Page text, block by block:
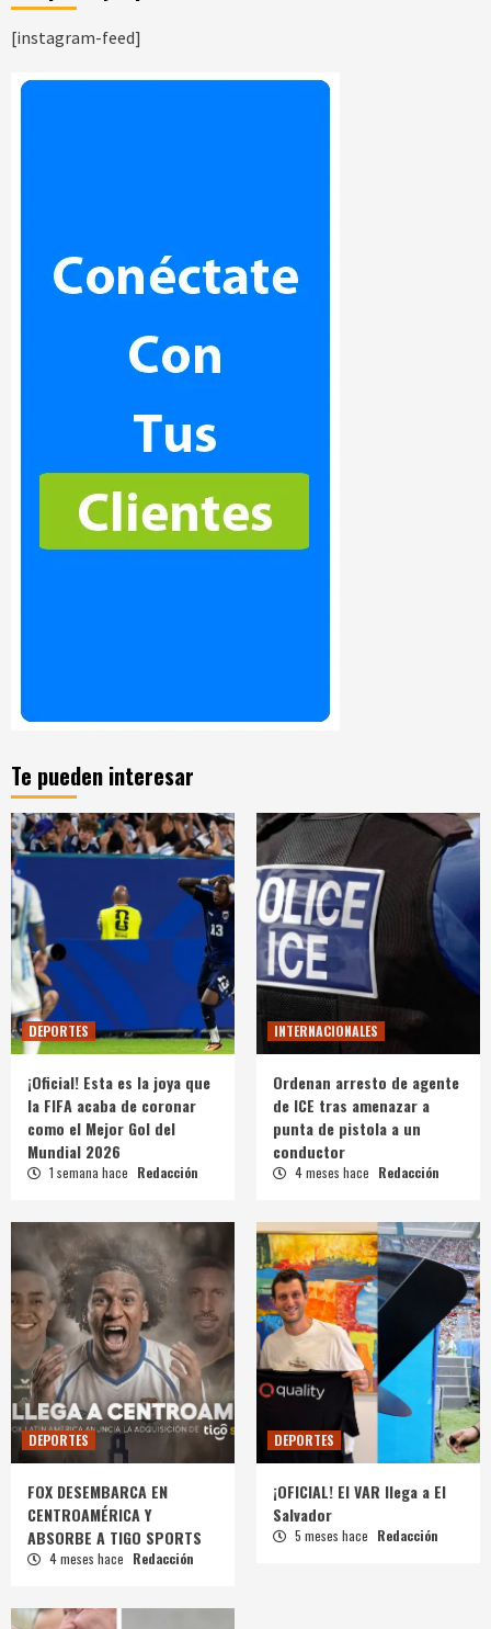
[instagram-feed]
Te pueden interesar
DEPORTES
¡Oficial! Esta es la joya que
la FIFA acaba de coronar
como el Mejor Gol del
Mundial 2026
1 semana hace Redacción
INTERNACIONALES
Ordenan arresto de agente
de ICE tras amenazar a
punta de pistola a un
conductor
4 meses hace Redacción
DEPORTES
FOX DESEMBARCA EN
CENTROAMÉRICA Y
ABSORBE A TIGO SPORTS
4 meses hace Redacción
DEPORTES
¡OFICIAL! El VAR llega a El
Salvador
5 meses hace Redacción